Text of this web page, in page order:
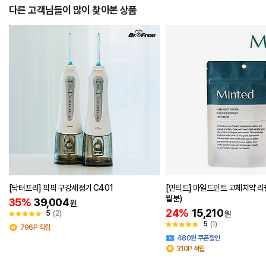
다른 고객님들이 많이 찾아본 상품
[닥터프리] 픽픽 구강세정기 C401
35% 39,004원
5 (2)
796P 적립
[민티드] 마일드민트 고체치약
월분)
24% 15,210원
5 (1)
480원 쿠폰할인
310P 적립